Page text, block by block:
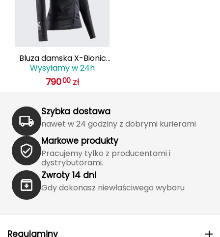
Hoka
Hydro Flask
IGLOO
INNY
Icebreaker
Bluza damska X-Bionic
ENERGIZER 4.0 czarna
Wysyłamy w 24h
79000 zł
Szybka dostawa
nawet w 24 godziny z dobrymi kurierami
Markowe produkty
Pracujemy tylko z producentami i
dystrybutorami.
Zwroty 14 dni
Gdy dokonasz niewłaściwego wyboru
Regulaminy